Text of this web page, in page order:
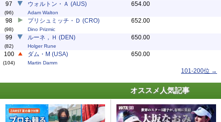
97
(96)
ウォルトン・Ａ (AUS)
Adam Walton
654.00
98
(98)
プリシュミッチ・Ｄ (CRO)
Dino Prizmic
652.00
99
(82)
ルーネ，Ｈ (DEN)
Holger Rune
650.00
100
(104)
ダム・M (USA)
Martin Damm
650.00
101-200位 →
オススメ人気記事